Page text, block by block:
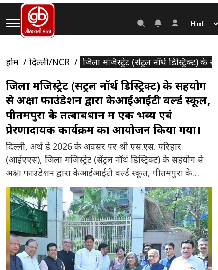
होम दिल्ली/NCR जिला मजिस्ट्रेट (सेंट्रल नॉर्थ
जिला मजिस्ट्रेट (सेंट्रल नॉर्थ डिस्ट्रिक्ट) के सहयोग
से अक्षा फाउंडेशन द्वारा केआईआईटी वर्ल्ड स्कूल,
पीतमपुरा के तत्वावधान में एक भव्य एवं
प्रेरणादायक कार्यक्रम का आयोजन किया गया।
दिल्ली, अर्थ डे 2026 के अवसर पर श्री एस.एस. परिहार
(आईएएस), जिला मजिस्ट्रेट (सेंट्रल नॉर्थ डिस्ट्रिक्ट) के सहयोग से
अक्षा फाउंडेशन द्वारा केआईआईटी वर्ल्ड स्कूल, पीतमपुरा के
तत्वावधान में एक भव्य एवं प्रेरणादायक कार्यक्रम का आयोजन
किया गया। कार्यक्रम में मुख्य अतिथि के रूप में मॉडल टाउन के
विधायक एवं जिला विकास समिति के चेयरपर्सन […]